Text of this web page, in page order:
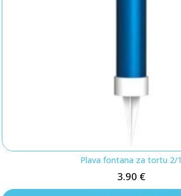
Plava fontana za tortu 2/1
3.90 €